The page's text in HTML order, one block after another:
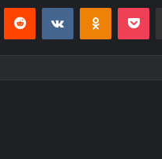
Reddit VKontakte